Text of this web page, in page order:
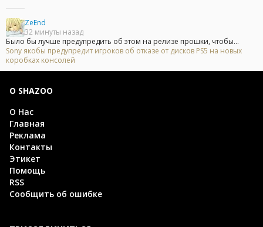
ZeEnd
32 минуты назад
Было бы лучше предупредить об этом на релизе прошки, чтобы...
Sony якобы предупредит игроков об отказе от дисков PS5 на новых
коробках консолей
О SHAZOO
О Нас
Главная
Реклама
Контакты
Этикет
Помощь
RSS
Сообщить об ошибке